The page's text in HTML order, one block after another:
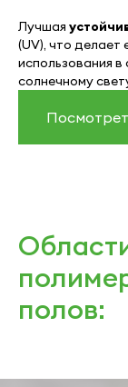
Лучшая
(UV), что делает
использования
солнечному
полов: